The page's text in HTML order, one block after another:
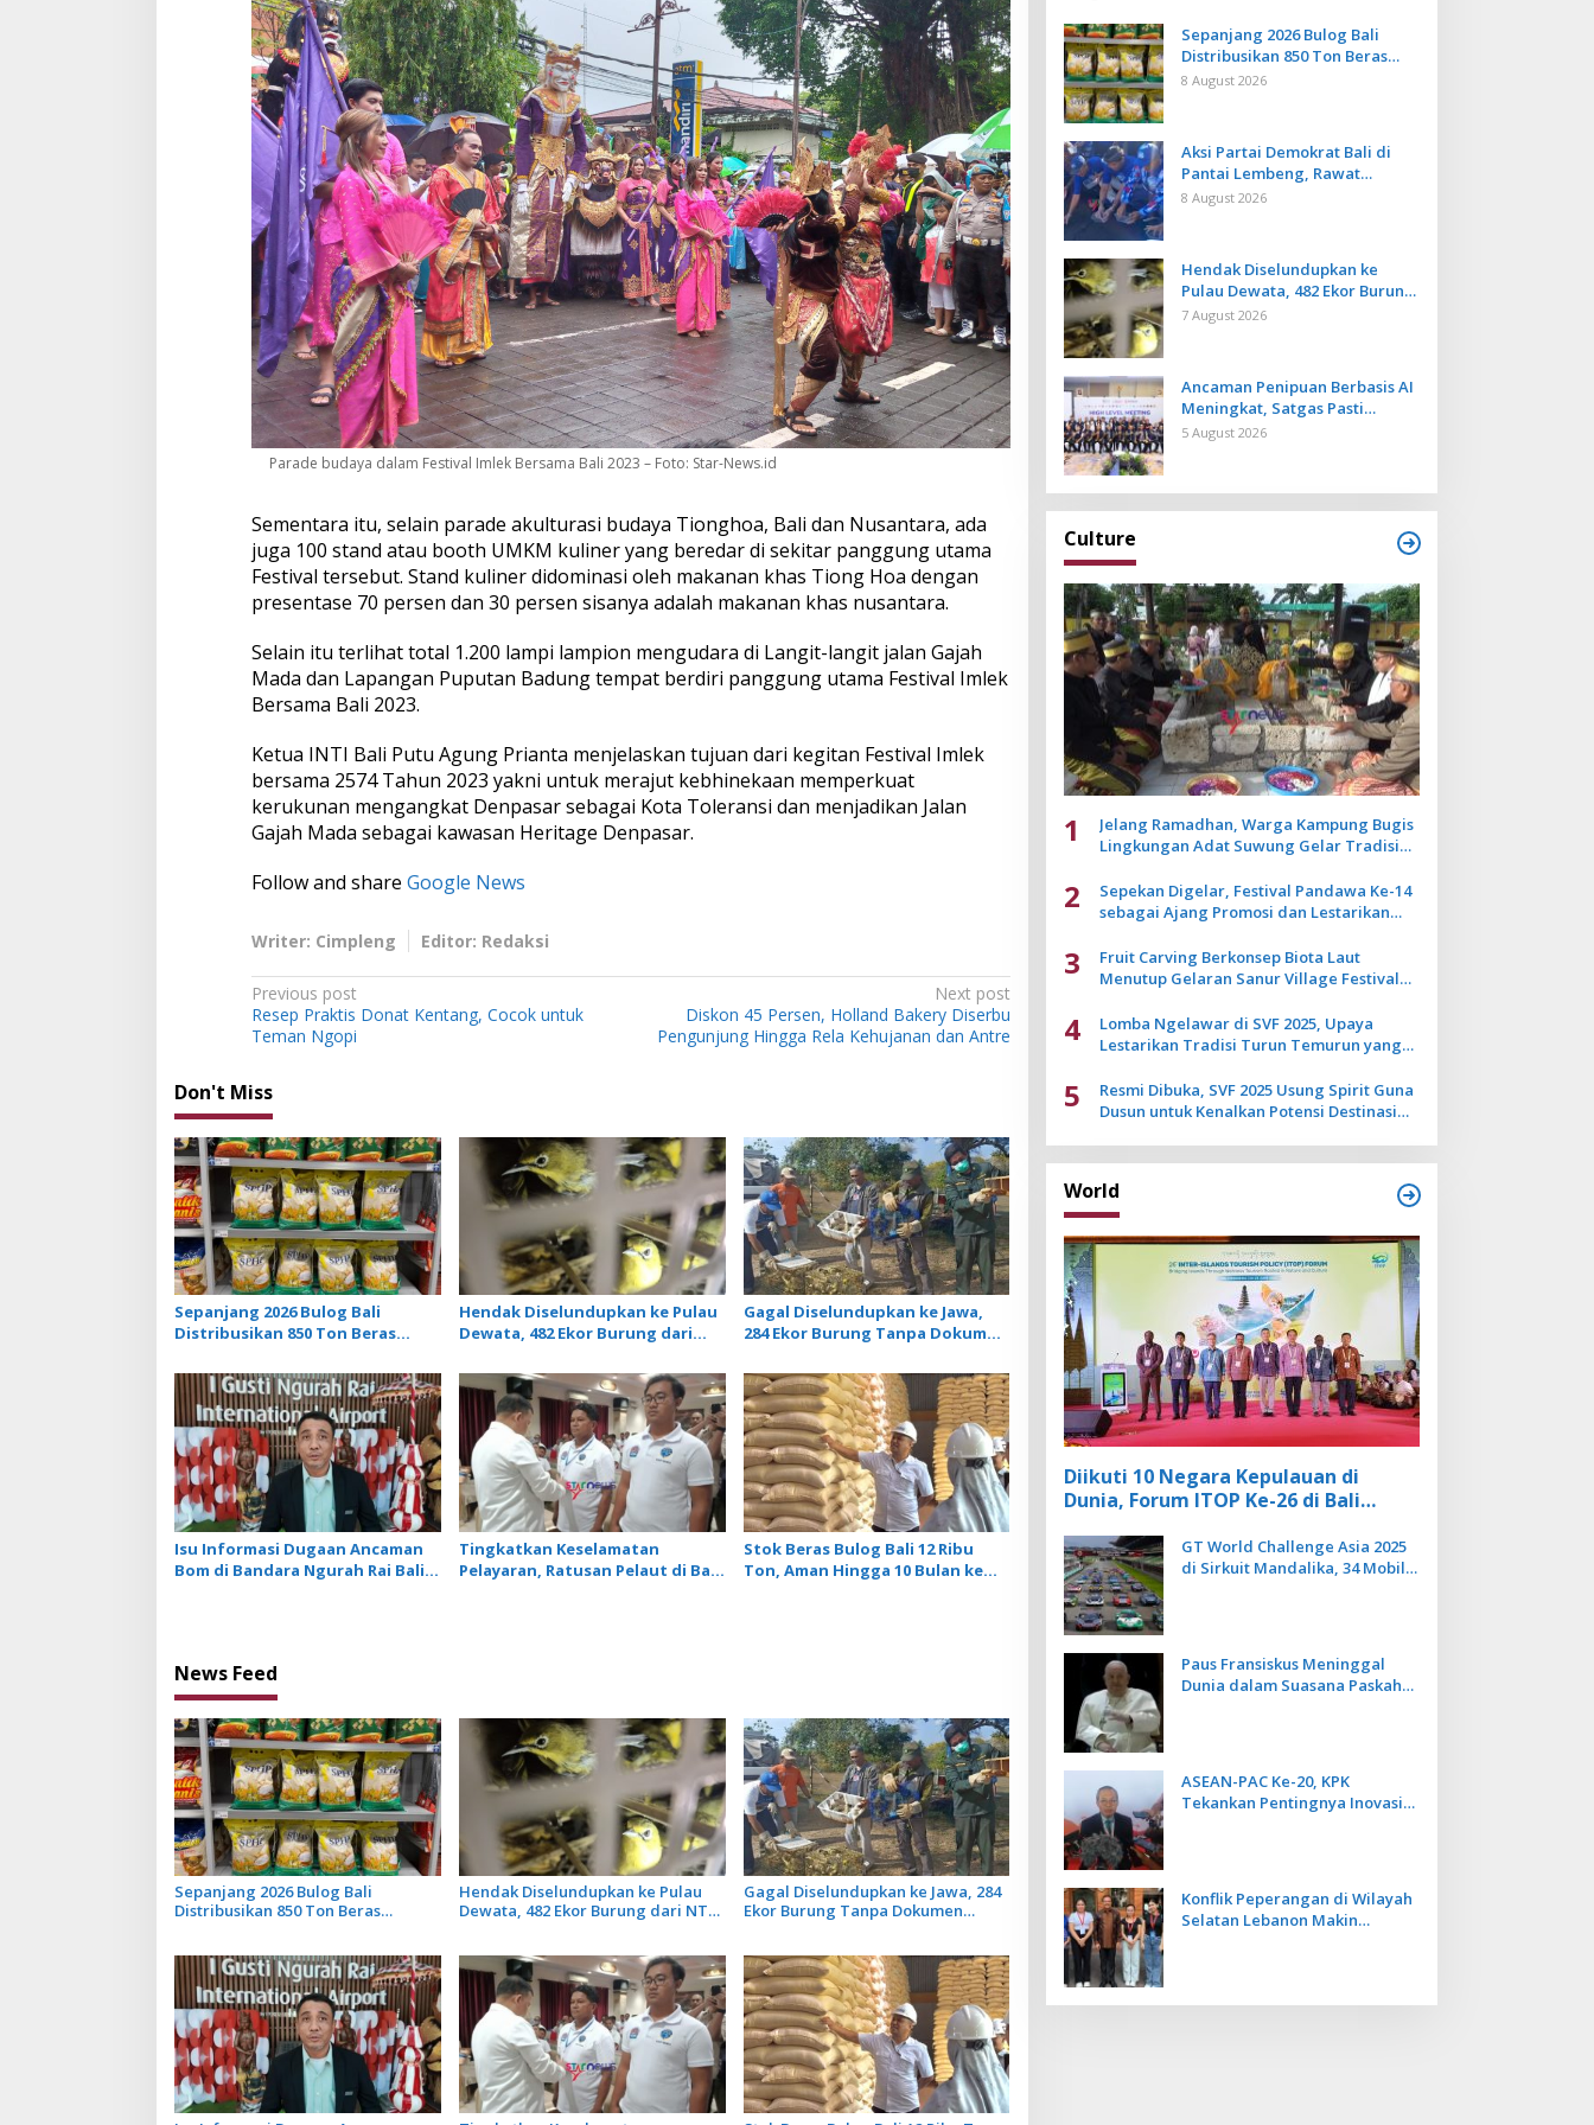
0
2
3
Parade budaya dalam Festival Imlek Bersama Bali 2023 – Foto: Star-News.id
Sementara itu, selain parade akulturasi budaya Tionghoa, Bali dan Nusantara, ada
juga 100 stand atau booth UMKM kuliner yang beredar di sekitar panggung utama
Festival tersebut. Stand kuliner didominasi oleh makanan khas Tiong Hoa dengan
presentase 70 persen dan 30 persen sisanya adalah makanan khas nusantara.
Selain itu terlihat total 1.200 lampi lampion mengudara di Langit-langit jalan Gajah
Mada dan Lapangan Puputan Badung tempat berdiri panggung utama Festival Imlek
Bersama Bali 2023.
Ketua INTI Bali Putu Agung Prianta menjelaskan tujuan dari kegitan Festival Imlek
bersama 2574 Tahun 2023 yakni untuk merajut kebhinekaan memperkuat
kerukunan mengangkat Denpasar sebagai Kota Toleransi dan menjadikan Jalan
Gajah Mada sebagai kawasan Heritage Denpasar.
Follow and share Google News
Writer: Cimpleng Editor: Redaksi
P
o
t
n
a
v
i
g
a
t
i
o
n
Previous post
Resep Praktis Donat Kentang, Cocok untuk
Teman Ngopi
Next post
Diskon 45 Persen, Holland Bakery Diserbu
Pengunjung Hingga Rela Kehujanan dan Antre
Don't Miss
Sepanjang 2026 Bulog Bali
Distribusikan 850 Ton Beras
Moderen
Hendak Diselundupkan ke Pulau
Dewata, 482 Ekor Burung dari
Gagal Diselundupkan ke Jawa,
284 Ekor Burung Tanpa Dokumen
Penyakit
Isu Informasi Dugaan Ancaman
Bom di Bandara Ngurah Rai Bali
Tingkatkan Keselamatan
Pelayaran, Ratusan Pelaut di Bali
Stok Beras Bulog Bali 12 Ribu
Ton, Aman Hingga 10 Bulan ke
News Feed
Sepanjang 2026 Bulog Bali
Distribusikan 850 Ton Beras
Hendak Diselundupkan ke Pulau
Dewata, 482 Ekor Burung dari NTB
Gagal Diselundupkan ke Jawa, 284
Ekor Burung Tanpa Dokumen
Sepanjang 2026 Bulog Bali
Distribusikan 850 Ton Beras
Premium ke Jaringan Ritel
8 August 2026
Aksi Partai Demokrat Bali di
Pantai Lembeng, Rawat
Lingkungan hingga Lepas
8 August 2026
Hendak Diselundupkan ke
Pulau Dewata, 482 Ekor Burung
dari NTB Diamankan Karantina
7 August 2026
Ancaman Penipuan Berbasis AI
Meningkat, Satgas Pasti
Perkuat Penindakan dan
5 August 2026
Culture
1
Jelang Ramadhan, Warga Kampung Bugis
Lingkungan Adat Suwung Gelar Tradisi
2
Sepekan Digelar, Festival Pandawa Ke-14
sebagai Ajang Promosi dan Lestarikan
3
Fruit Carving Berkonsep Biota Laut
Menutup Gelaran Sanur Village Festival
4
Lomba Ngelawar di SVF 2025, Upaya
Lestarikan Tradisi Turun Temurun yang
5
Resmi Dibuka, SVF 2025 Usung Spirit Guna
Dusun untuk Kenalkan Potensi Destinasi
World
Diikuti 10 Negara Kepulauan di
Dunia, Forum ITOP Ke-26 di Bali
Berbasis Alam dan Budaya
GT World Challenge Asia 2025
di Sirkuit Mandalika, 34 Mobil
Paus Fransiskus Meninggal
Dunia dalam Suasana Paskah
ASEAN-PAC Ke-20, KPK
Tekankan Pentingnya Inovasi
Konflik Peperangan di Wilayah
Selatan Lebanon Makin